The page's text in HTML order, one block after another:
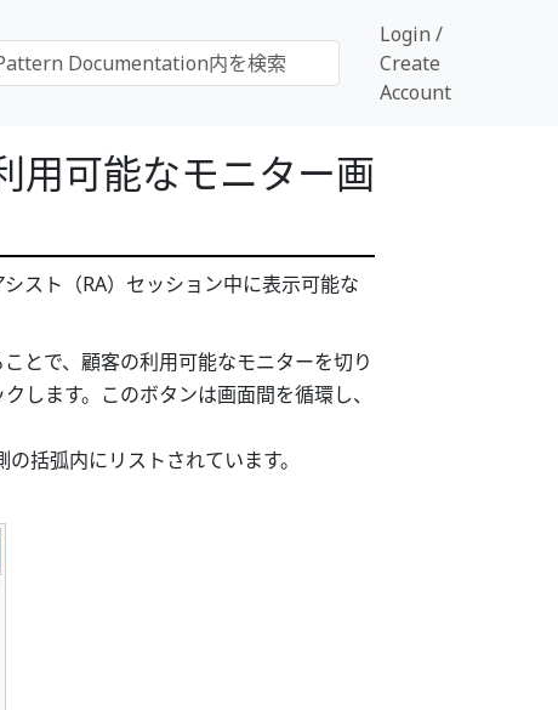
Login /
Create
Account
用可能なモニター画
スト（RA）セッション中に表示可能な
とで、顧客の利用可能なモニターを切り
します。このボタンは画面間を循環し、
括弧内にリストされています。